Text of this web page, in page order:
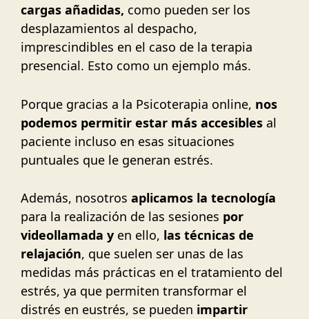
cargas añadidas, como pueden ser los
desplazamientos al despacho,
imprescindibles en el caso de la terapia
presencial. Esto como un ejemplo más.
Porque gracias a la Psicoterapia online, nos
podemos permitir estar más accesibles al
paciente incluso en esas situaciones
puntuales que le generan estrés.
Además, nosotros aplicamos la tecnología
para la realización de las sesiones por
videollamada y en ello, las técnicas de
relajación, que suelen ser unas de las
medidas más prácticas en el tratamiento del
estrés, ya que permiten transformar el
distrés en eustrés, se pueden impartir